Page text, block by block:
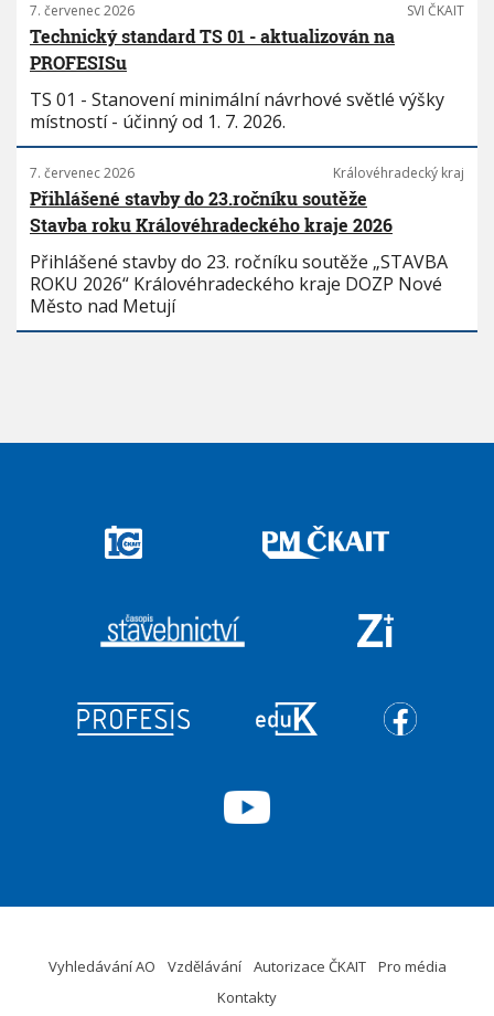
7. červenec 2026 SVI ČKAIT
Technický standard TS 01 - aktualizován na
PROFESISu
TS 01 - Stanovení minimální návrhové světlé výšky
místností - účinný od 1. 7. 2026.
7. červenec 2026 Královéhradecký kraj
Přihlášené stavby do 23.ročníku soutěže
Stavba roku Královéhradeckého kraje 2026
Přihlášené stavby do 23. ročníku soutěže „STAVBA
ROKU 2026“ Královéhradeckého kraje DOZP Nové
Město nad Metují
Vyhledávání AO Vzdělávání Autorizace ČKAIT
Pro média
Kontakty